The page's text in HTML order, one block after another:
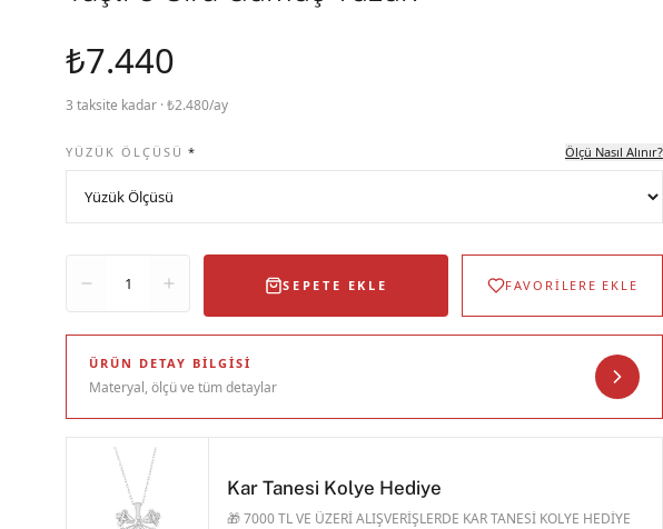
₺7.440
3 taksite kadar · ₺2.480/ay
YÜZÜK ÖLÇÜSÜ * Ölçü Nasıl Alınır?
1 SEPETE EKLE FAVORİLERE EKLE
ÜRÜN DETAY BILGISI
Materyal, ölçü ve tüm detaylar
Kar Tanesi Kolye Hediye
🎁 7000 TL VE ÜZERİ ALIŞVERİŞLERDE KAR TANESİ KOLYE HEDİYE